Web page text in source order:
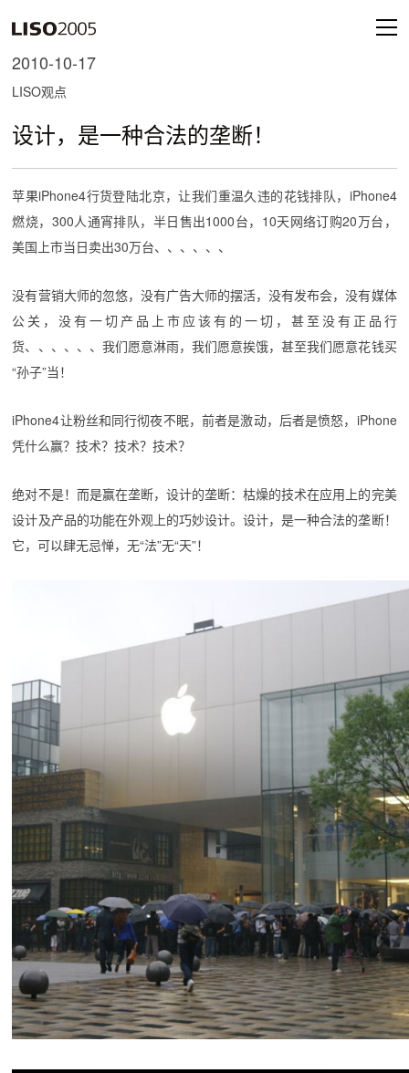
2010-10-17
LISO观点
设计，是一种合法的垄断！
苹果iPhone4行货登陆北京，让我们重温久违的花钱排队，iPhone4
燃烧，300人通宵排队，半日售出1000台，10天网络订购20万台，
美国上市当日卖出30万台、、、、、、
没有营销大师的忽悠，没有广告大师的摆活，没有发布会，没有媒体
公关，没有一切产品上市应该有的一切，甚至没有正品行
货、、、、、、我们愿意淋雨，我们愿意挨饿，甚至我们愿意花钱买
“孙子”当！
iPhone4让粉丝和同行彻夜不眠，前者是激动，后者是愤怒，iPhone
凭什么赢？技术？技术？技术？
绝对不是！而是赢在垄断，设计的垄断：枯燥的技术在应用上的完美
设计及产品的功能在外观上的巧妙设计。设计，是一种合法的垄断！
它，可以肆无忌惮，无“法”无“天”！